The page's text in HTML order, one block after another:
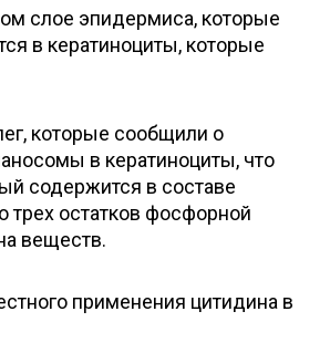
слое эпидермиса, которые
в кератиноциты, которые
которые сообщили о
в кератиноциты, что
содержится в составе
трех остатков фосфорной
веществ.
применения цитидина в